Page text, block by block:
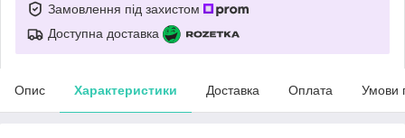
Замовлення під захистом
Доступна доставка
Опис Характеристики Доставка Оплата Умови